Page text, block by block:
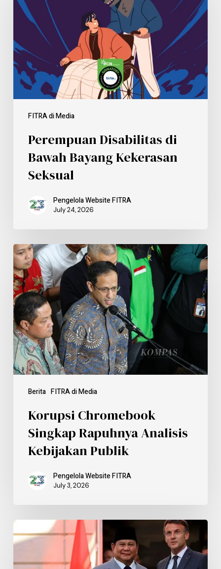
FITRA di Media
Perempuan Disabilitas di
Bawah Bayang Kekerasan
Seksual
Pengelola Website FITRA
July 24, 2026
Berita FITRA di Media
Korupsi Chromebook
Singkap Rapuhnya Analisis
Kebijakan Publik
Pengelola Website FITRA
July 3, 2026